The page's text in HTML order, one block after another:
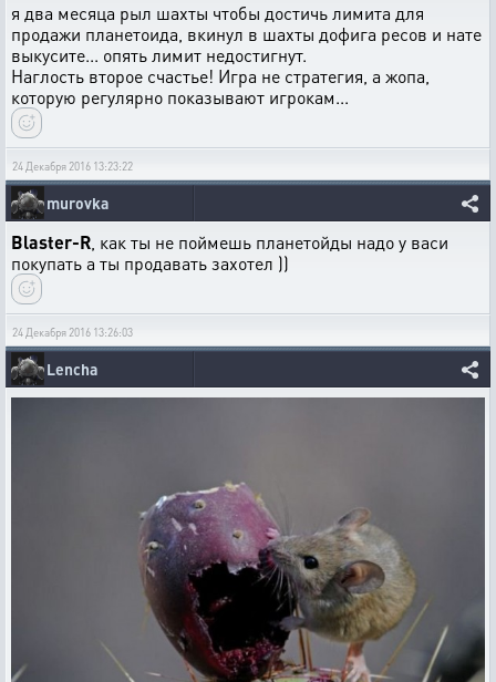
я два месяца рыл шахты чтобы достичь лимита для
продажи планетоида, вкинул в шахты дофига ресов и нате
выкусите... опять лимит недостигнут.
Наглость второе счастье! Игра не стратегия, а жопа,
которую регулярно показывают игрокам...
24 Декабря 2016 13:23:22
murovka
Blaster-R , как ты не поймешь планетойды надо у васи
покупать а ты продавать захотел ))
24 Декабря 2016 13:26:03
Lencha